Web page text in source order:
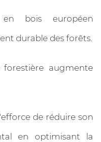
en bois européen
durable des forêts.
forestière augmente
de réduire son
en optimisant la